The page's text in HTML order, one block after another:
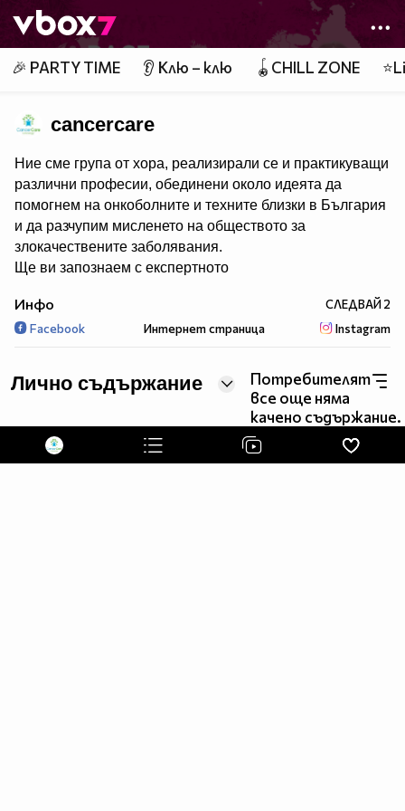
👾
🎉 PARTY TIME 👂 Клю – клю 🪀CHILL ZONE
cancercare
Ние сме група от хора, реализирали се и практикуващи
различни професии, обединени около идеята да
помогнем на онкоболните и техните близки в България
и да разчупим мисленето на обществото за
злокачествените заболявания.
Ще ви запознаем с експертното
обвързани с онкологичните заболявания, ще ви
представим личните истории на хора, преборили рака
Повече информация може да намерите на нашия уеб
Инфо СЛЕДВАЙ2
Facebook Интернет страница Instagram
Лично съдържание
Потребителят
все още няма
качено съдържание.